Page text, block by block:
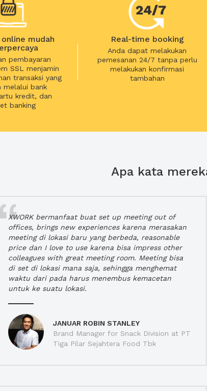
online mudah
pembayaran
SSL menjamin
transaksi yang
melalui bank
kredit, dan
banking
Real-time booking
Anda dapat melakukan
pemesanan 24/7 tanpa perlu
melakukan konfirmasi
tambahan
Apa kata
XWORK bermanfaat buat set up meeting out of
offices, brings new experiences karena merasakan
meeting di lokasi baru yang berbeda, reasonable
price dan I love to use karena bisa impress other
colleagues with great meeting room. Meeting bisa
di set di lokasi mana saja, sehingga menghemat
waktu dari pada harus menembus kemacetan
untuk ke suatu lokasi.
JANUAR ROBIN STANLEY
Brand Manager for Snack Division at PT
Tiga Pilar Sejahtera Food Tbk